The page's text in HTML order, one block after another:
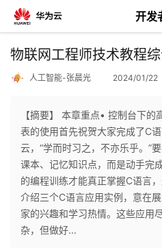
开发
返
个
人
主
我
的
物联网工程师技术教程
人工智能-张晨光 2024/01/22
【摘要】 本章重点• 控制台下
表的使用首先祝贺大家完成了C
云，“学而时习之，不亦乐乎。”
课本、记忆知识点，而是动手完
的编程训练才能真正掌握C语言
介绍三个C语言应用实例，意在
家的兴趣和学习热情。这些应用
杂，但做好...